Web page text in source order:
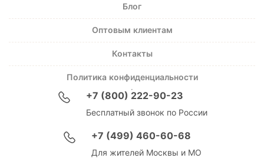
Блог
Оптовым клиентам
Контакты
Политика конфиденциальности
+7 (800) 222-90-23
Бесплатный звонок по России
+7 (499) 460-60-68
Для жителей Москвы и МО